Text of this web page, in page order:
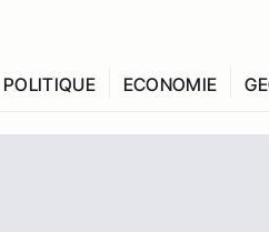
POLITIQUE ECONOMIE